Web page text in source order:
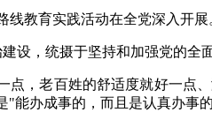
线教育实践活动在全党深入开
设，统摄于坚持和加强党的全
点，老百姓的舒适度就好一点
能办成事的，而且是认真办事的